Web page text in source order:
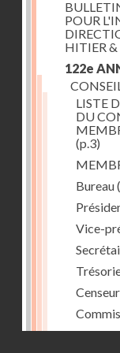
POUR
HITIER &
122e
LISTE
DU
(p.3)
Bureau
Vice-
Comité